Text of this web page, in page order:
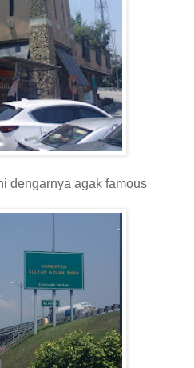
dengarnya agak famous